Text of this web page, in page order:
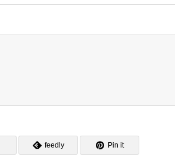
feedly Pin it